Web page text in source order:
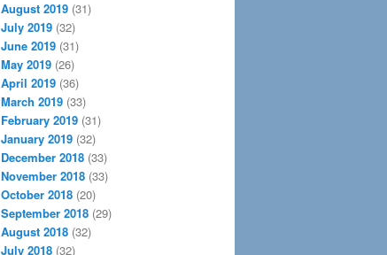
August 2019 (31)
July 2019 (32)
June 2019 (31)
May 2019 (26)
April 2019 (36)
March 2019 (33)
February 2019 (31)
January 2019 (32)
December 2018 (33)
November 2018 (33)
October 2018 (20)
September 2018 (29)
August 2018 (32)
July 2018 (32)